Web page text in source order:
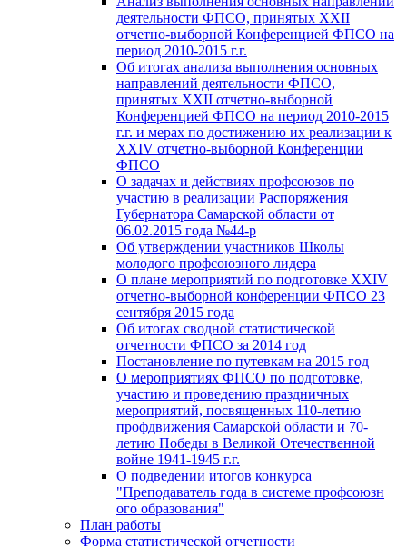
деятельности ФПСО, принятых XXII
отчетно-выборной Конференцией ФПСО на
период 2010-2015 г.г.
Об итогах анализа выполнения основных
направлений деятельности ФПСО,
принятых XXII отчетно-выборной
Конференцией ФПСО на период 2010-2015
г.г. и мерах по достижению их реализации к
XXIV отчетно-выборной Конференции
ФПСО
О задачах и действиях профсоюзов по
участию в реализации Распоряжения
Губернатора Самарской области от
06.02.2015 года №44-р
Об утверждении участников Школы
молодого профсоюзного лидера
О плане мероприятий по подготовке XXIV
отчетно-выборной конференции ФПСО 23
сентября 2015 года
Об итогах сводной статистической
отчетности ФПСО за 2014 год
Постановление по путевкам на 2015 год
О мероприятиях ФПСО по подготовке,
участию и проведению праздничных
мероприятий, посвященных 110-летию
профдвижения Самарской области и 70-
летию Победы в Великой Отечественной
войне 1941-1945 г.г.
О подведении итогов конкурса
"Преподаватель года в системе профсоюзн
ого образования"
План работы
Форма статистической отчетности